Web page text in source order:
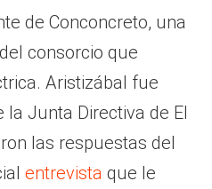
de Conconcreto, una
consorcio que
Aristizábal fue
Junta Directiva de El
las respuestas del
entrevista que le